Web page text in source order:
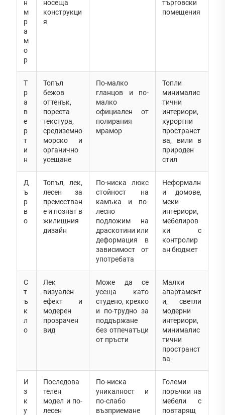
н
м
р
а
м
о
р
носеща
конструкци
я
търговски
помещения
Т
р
а
в
е
р
т
и
н
Топъл
бежов
оттенък,
пореста
текстура,
средиземно
морско и
органично
усещане
По-малко
гланцов и по-
малко
официален от
полирания
мрамор
Топли
минималис
тични
интериори,
курортни
пространст
ва, вили в
природен
стил
Д
ъ
р
в
о
Топъл, лек,
лесен за
преместван
е и познат в
жилищния
дизайн
По-ниска люкс
стойност на
камъка и по-
лесно
подложим на
драскотини или
деформация в
зависимост от
употребата
Неформалн
и домове,
меки
интериори,
мебелиров
ки с
контролир
ан бюджет
С
т
ъ
к
л
о
Лек
визуален
ефект и
модерен
прозрачен
вид
Може да се
усеща като
студено, крехко
и по-трудно за
поддържане
без отпечатъци
от пръсти
Малки
апартамент
и, светли
модерни
интериори,
минималис
тични
пространст
ва
И
з
к
у
Последова
телен
модел и по-
лесен
По-ниска
уникалност и
по-слабо
възприемане
Големи
поръчки на
мебели с
повтарящ